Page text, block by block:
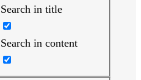
Search in title
Search in content